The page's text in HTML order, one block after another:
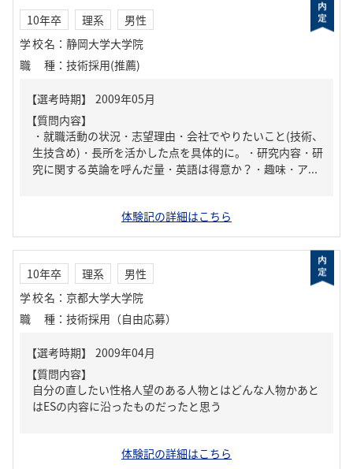
10年卒 理系
男性
学校名 ： 静岡大学大学院
職種 ： 技術採用(推薦)
【質問内容】
・就職活動の状況・志望理由・会社でやりたいこと(技術、
生技含め)・長所を活かした点を具体的に。・研究内容・研
究に関する英論を呼んだ量・英語は得意か？・趣味・ア...
体験記の詳細はこちら
10年卒 理系
男性
学校名 ： 京都大学大学院
職種 ： 技術採用（自由応募）
【質問内容】
自分の直したい性格人望のある人物とはどんな人物かあと
はESの内容に沿ったものだったと思う
体験記の詳細はこちら